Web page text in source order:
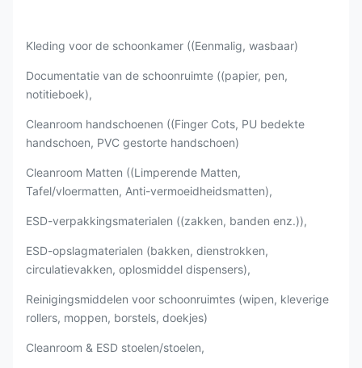
Kleding voor de schoonkamer ((Eenmalig, wasbaar)
Documentatie van de schoonruimte ((papier, pen,
notitieboek),
Cleanroom handschoenen ((Finger Cots, PU bedekte
handschoen, PVC gestorte handschoen)
Cleanroom Matten ((Limperende Matten,
Tafel/vloermatten, Anti-vermoeidheidsmatten),
ESD-verpakkingsmaterialen ((zakken, banden enz.)),
ESD-opslagmaterialen (bakken, dienstrokken,
circulatievakken, oplosmiddel dispensers),
Reinigingsmiddelen voor schoonruimtes (wipen, kleverige
rollers, moppen, borstels, doekjes)
Cleanroom & ESD stoelen/stoelen,